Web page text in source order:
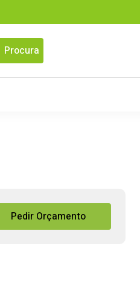
Pedir Orçamento